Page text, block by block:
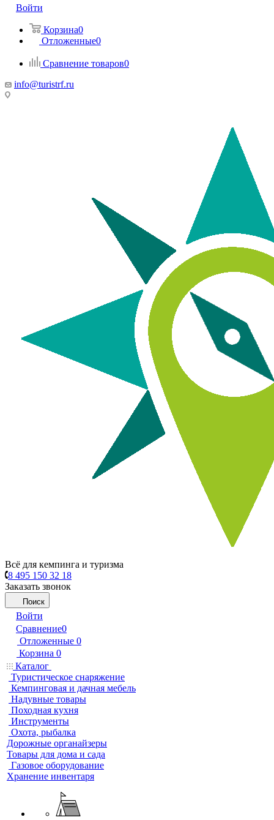
Войти
Корзина0
Отложенные0
Сравнение товаров0
info@turistrf.ru
Всё для кемпинга и туризма
8 495 150 32 18
Заказать звонок
Поиск
Войти
Сравнение0
Отложенные 0
Корзина 0
Каталог
Туристическое снаряжение
Кемпинговая и дачная мебель
Надувные товары
Походная кухня
Инструменты
Охота, рыбалка
Дорожные органайзеры
Товары для дома и сада
Газовое оборудование
Хранение инвентаря